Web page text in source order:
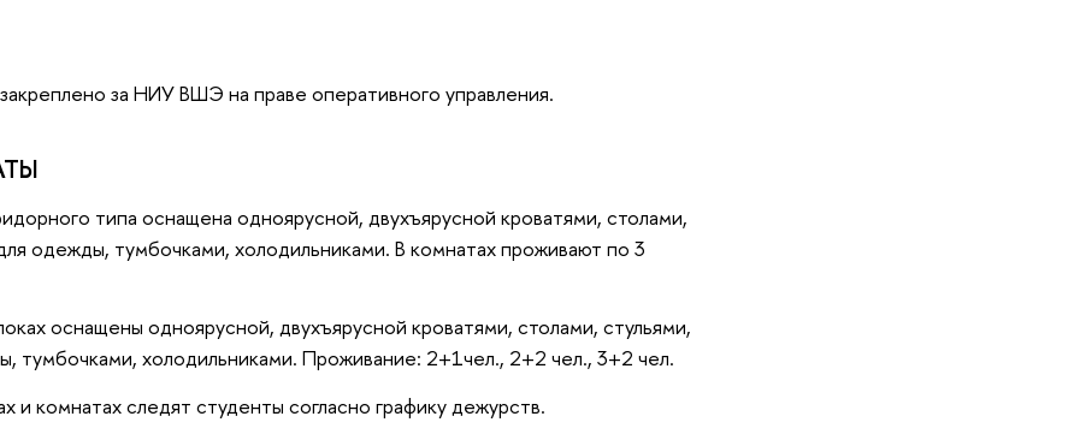
за НИУ ВШЭ на праве оперативного управления.
типа оснащена одноярусной, двухъярусной кроватями, столами,
одежды, тумбочками, холодильниками. В комнатах проживают по 3
оснащены одноярусной, двухъярусной кроватями, столами, стульями,
тумбочками, холодильниками. Проживание: 2+1чел., 2+2 чел., 3+2 чел.
и комнатах следят студенты согласно графику дежурств.